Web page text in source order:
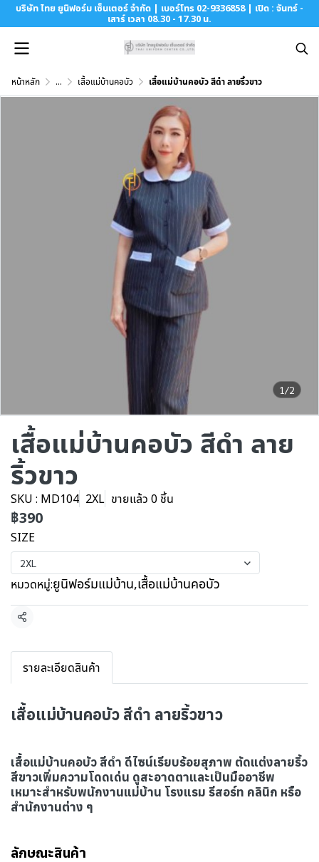
บริษัท ไทย ยูนิฟอร์ม เซ็นเตอร์ จำกัด | เบอร์โทร 02-9336858 | เปิด : จันทร์ -
เสาร์ เวลา 08.30 - 17.30 น.
หน้าหลัก ... เสื้อแม่บ้านคอบัว เสื้อแม่บ้านคอบัว สีดำ ลายริ้วขาว
1/2
เสื้อแม่บ้านคอบัว สีดำ ลาย
ริ้วขาว
SKU : MD104 2XL ขายแล้ว 0 ชิ้น
฿390
SIZE
2XL
หมวดหมู่:ยูนิฟอร์มแม่บ้าน,เสื้อแม่บ้านคอบัว
แชร์
รายละเอียดสินค้า
เสื้อแม่บ้านคอบัว สีดำ ลายริ้วขาว
เสื้อแม่บ้านคอบัว สีดำ ดีไซน์เรียบร้อยสุภาพ ตัดแต่งลายริ้ว
สีขาวเพิ่มความโดดเด่น ดูสะอาดตาและเป็นมืออาชีพ
เหมาะสำหรับพนักงานแม่บ้าน โรงแรม รีสอร์ท คลินิก หรือ
สำนักงานต่าง ๆ
ลักษณะสินค้า